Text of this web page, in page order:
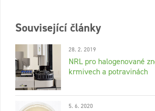
Související články
28. 2. 2019
NRL pro halogenované
krmivech a potravinách
5. 6. 2020